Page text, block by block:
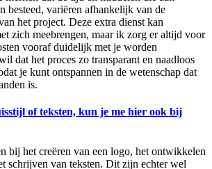
besteed, variëren afhankelijk van de
het project. Deze extra dienst kan
zich meebrengen, maar ik zorg er altijd voor
vooraf duidelijk met je worden
dat het proces zo transparant en naadloos
je kunt ontspannen in de wetenschap dat
is.
of teksten, kun je me hier ook bij
bij het creëren van een logo, het ontwikkelen
schrijven van teksten. Dit zijn echter wel